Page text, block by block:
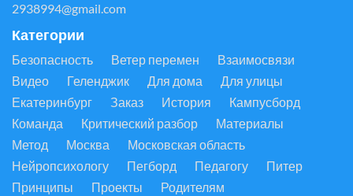
2938994@gmail.com
Категории
Безопасность Ветер перемен
Взаимосвязи
Видео
Геленджик Для дома
Для улицы
Екатеринбург
Заказ История
Кампусборд
Команда
Критический разбор
Материалы
Метод
Москва
Московская область
Нейропсихологу
Пегборд Педагогу
Питер
Принципы
Проекты
Родителям